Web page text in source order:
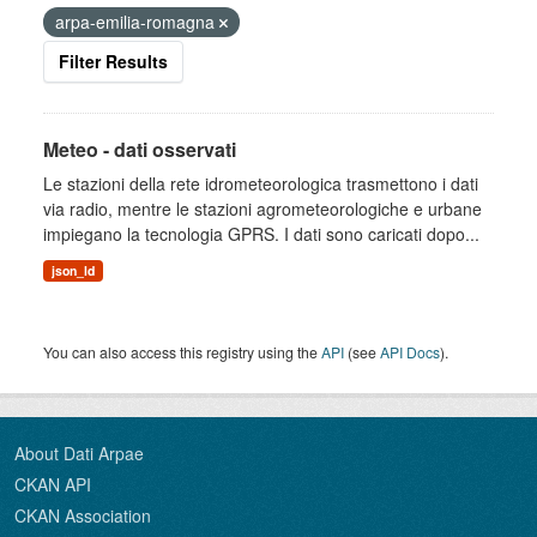
arpa-emilia-romagna
Filter Results
Meteo - dati osservati
Le stazioni della rete idrometeorologica trasmettono i dati
via radio, mentre le stazioni agrometeorologiche e urbane
impiegano la tecnologia GPRS. I dati sono caricati dopo...
json_ld
You can also access this registry using theAPI (seeAPI Docs).
About Dati Arpae
CKAN API
CKAN Association